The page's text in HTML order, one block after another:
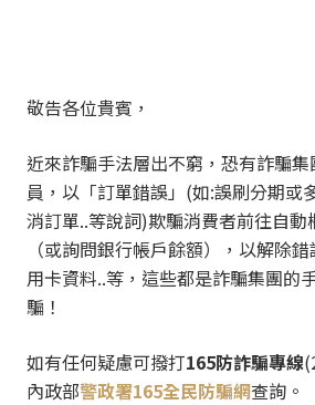
敬告各位貴賓，
近來詐騙手法層出不窮，恐有詐騙
員，以「訂單錯誤」(如:誤刷分期或
消訂單..等說詞)欺騙消費者前往自動
（或詢問銀行帳戶餘額），以解除
用卡資料..等，這些都是詐騙集團的
騙！
如有任何疑慮可撥打165防詐騙專線
內政部警政署165全民防騙網查詢。